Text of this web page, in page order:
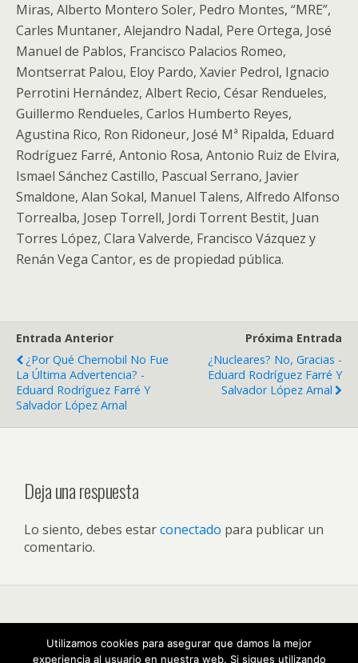
Miras, Alberto Montero Soler, Pedro Montes, “MRE”,
Carles Muntaner, Alejandro Nadal, Pere Ortega, José
Manuel de Pablos, Francisco Palacios Romeo,
Montserrat Palou, Eloy Pardo, Xavier Pedrol, Ignacio
Perrotini Hernández, Albert Recio, César Rendueles,
Guillermo Rendueles, Carlos Humberto Reyes,
Agustina Rico, Ron Ridoneur, José Mª Ripalda, Eduard
Rodríguez Farré, Antonio Rosa, Antonio Ruiz de Elvira,
Ismael Sánchez Castillo, Pascual Serrano, Javier
Smaldone, Alan Sokal, Manuel Talens, Alfredo Alfonso
Torrealba, Josep Torrell, Jordi Torrent Bestit, Juan
Torres López, Clara Valverde, Francisco Vázquez y
Renán Vega Cantor, es de propiedad pública.
Entrada Anterior
¿Por Qué Chernobil No Fue
La Última Advertencia? -
Eduard Rodríguez Farré Y
Salvador López Arnal
Próxima Entrada
¿Nucleares? No, Gracias -
Eduard Rodríguez Farré Y
Salvador López Arnal
Deja una respuesta
Lo siento, debes estarconectado para publicar un
comentario.
Utilizamos cookies para asegurar que damos la mejor
experiencia al usuario en nuestra web. Si sigues utilizando